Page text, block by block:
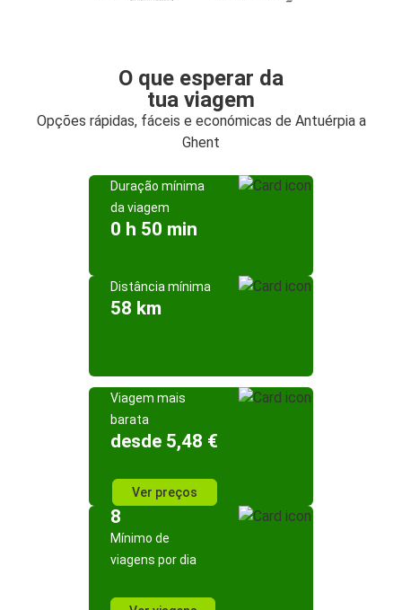
O que esperar da
tua viagem
Opções rápidas, fáceis e económicas de Antuérpia a
Ghent
Duração mínima
da viagem
0 h 50 min
Distância mínima
58 km
Viagem mais
barata
desde 5,48 €
Ver preços
8
Mínimo de
viagens por dia